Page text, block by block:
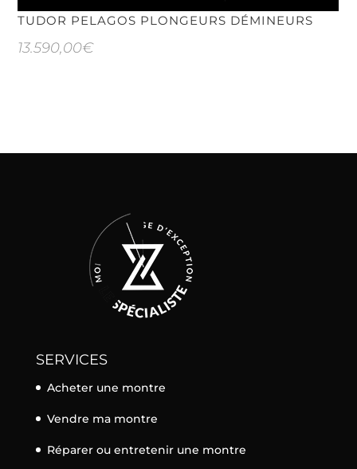
TUDOR PELAGOS PLONGEURS DÉMINEURS
13.590,00€
SERVICES
Acheter une montre
Vendre ma montre
Réparer ou entretenir une montre